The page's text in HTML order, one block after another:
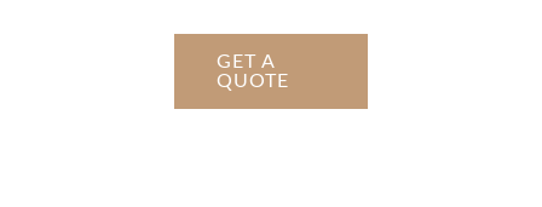
GET A
QUOTE